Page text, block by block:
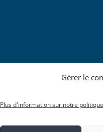
Gérer le
Plus d'information sur notre